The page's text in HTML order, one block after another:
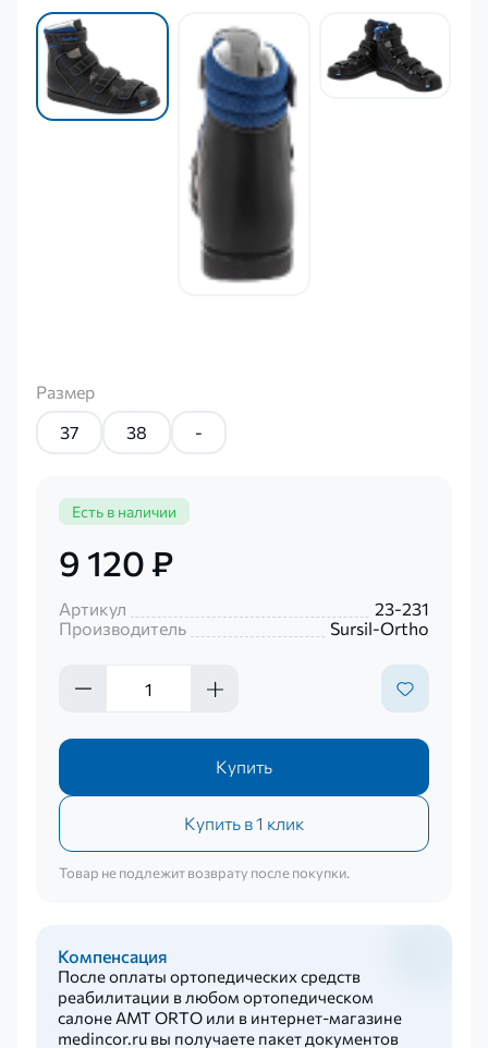
Размер
37
38 -
Компенсация
После оплаты ортопедических средств
реабилитации в любом ортопедическом
салоне AMT ORTO или в интернет-магазине
medincor.ru вы получаете пакет документов
Есть в наличии
9 120 ₽
Артикул
23-231
Производитель
Sursil-Ortho
Купить
Купить в 1 клик
Товар не подлежит возврату после покупки.